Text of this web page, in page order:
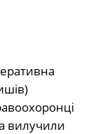
вилучили